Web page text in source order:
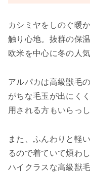
カシミヤをしのぐ暖
触り心地。抜群の保
欧米を中心に冬の人
アルパカは高級獣毛
がちな毛玉が出にく
用される方もいらっ
また、ふんわりと軽
るので着ていて煩わ
ハイクラスな高級獣